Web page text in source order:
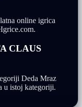
online igrica
CLAUS
Deda Mraz
u istoj kategoriji.